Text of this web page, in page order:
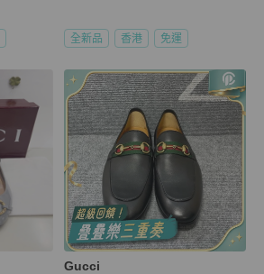
全新品 香港 免運
Gucci